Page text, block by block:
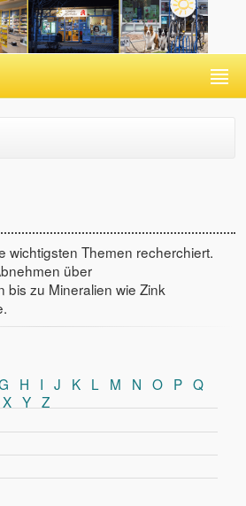
wichtigsten Themen recherchiert.
über
bis zu Mineralien wie Zink
H I J K L M N O P Q
X Y Z